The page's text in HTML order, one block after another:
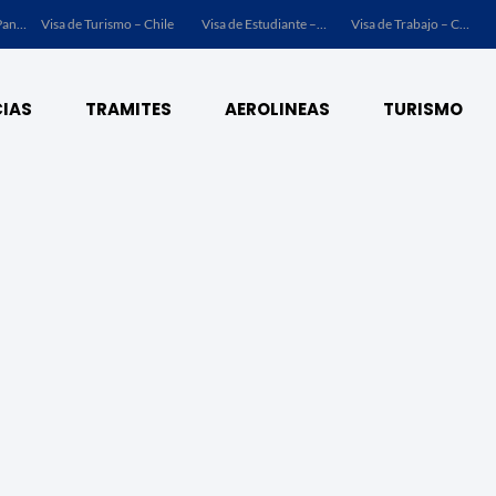
Visa de Turismo – Panamá Visa de Turismo – Chile Visa de Estudiante – Chile Visa de Trabajo – Chile
TRAMITES AEROLINEAS TURISMO